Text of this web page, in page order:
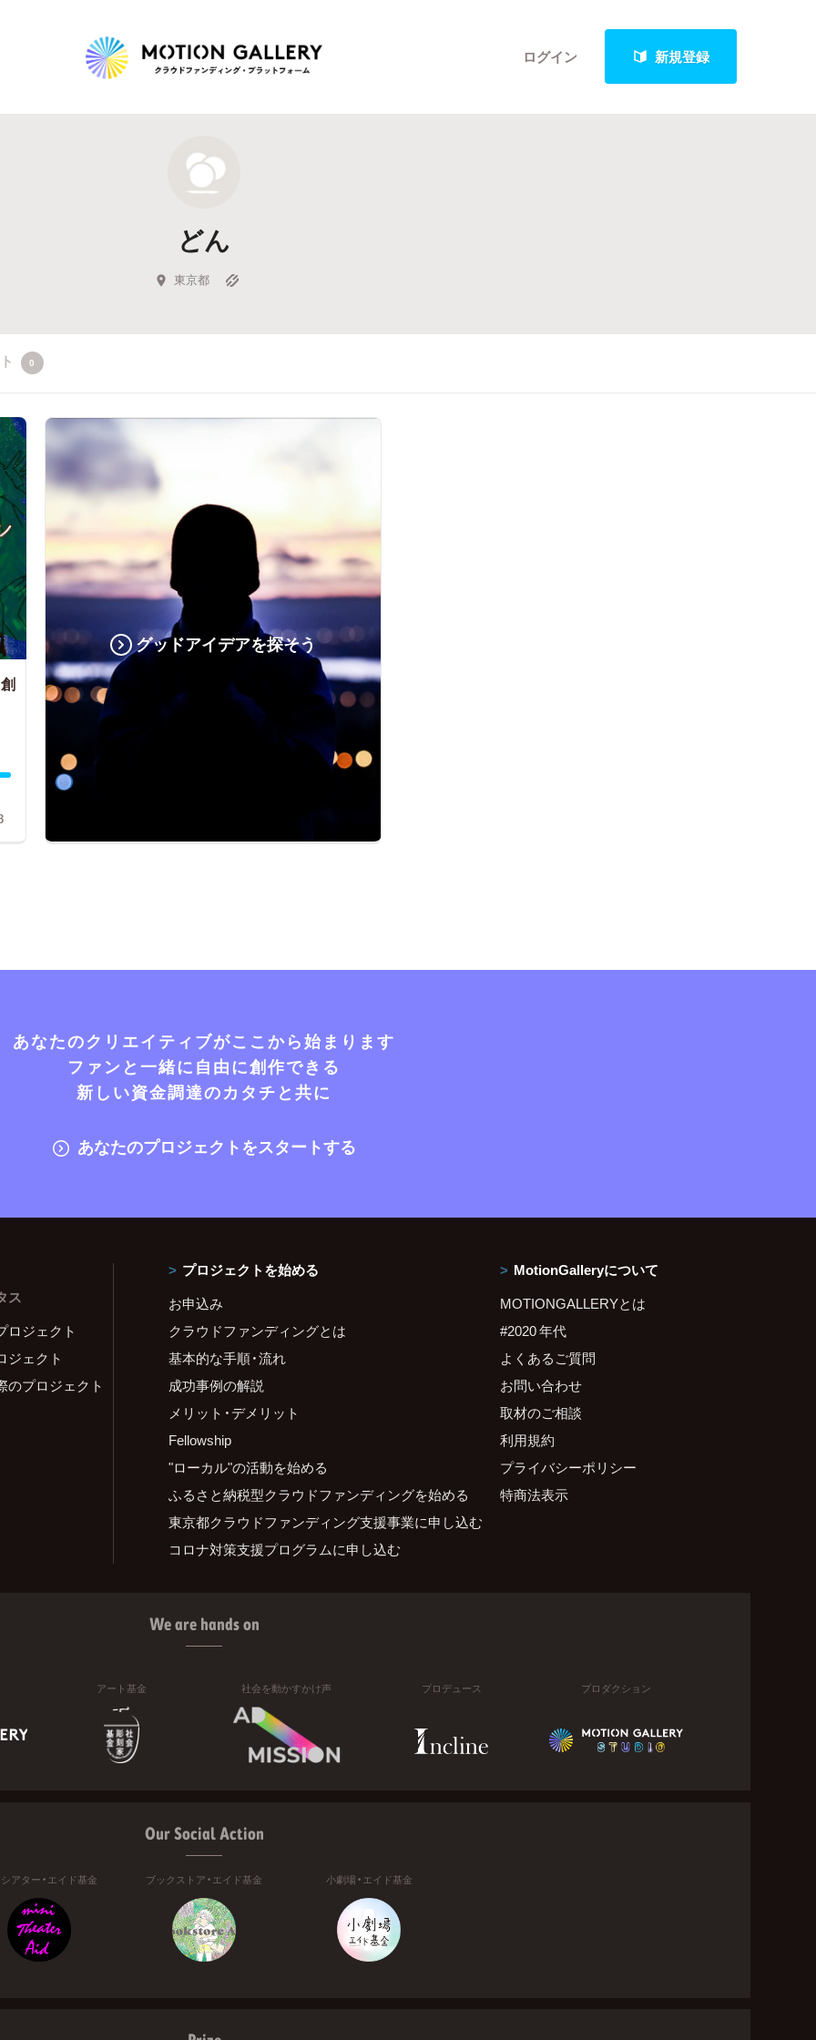
ログイン 新規登録
新着プロジェクト
Feature
キュレーターから探す
どん
東京都
0
グッドアイデアを探そう
あなたのクリエイティブがここから始まります
ファンと一緒に自由に創作できる
新しい資金調達のカタチと共に
あなたのプロジェクトをスタートする
ス
ロジェクト
ジェクト
のプロジェクト
プロジェクトを始める
お申込み
クラウドファンディングとは
基本的な手順・流れ
成功事例の解説
メリット・デメリット
Fellowship
"ローカル"の活動を始める
ふるさと納税型クラウドファンディングを始める
東京都クラウドファンディング支援事業に申し込む
コロナ対策支援プログラムに申し込む
MotionGalleryについて
MOTIONGALLERYとは
#2020 年代
よくあるご質問
お問い合わせ
取材のご相談
利用規約
プライバシーポリシー
特商法表示
We are hands on
アート基金 社会を動かすかけ声 プロデュース プロダクション
Our Social Action
アター・エイド基金 ブックストア・エイド基金 小劇場・エイド基金